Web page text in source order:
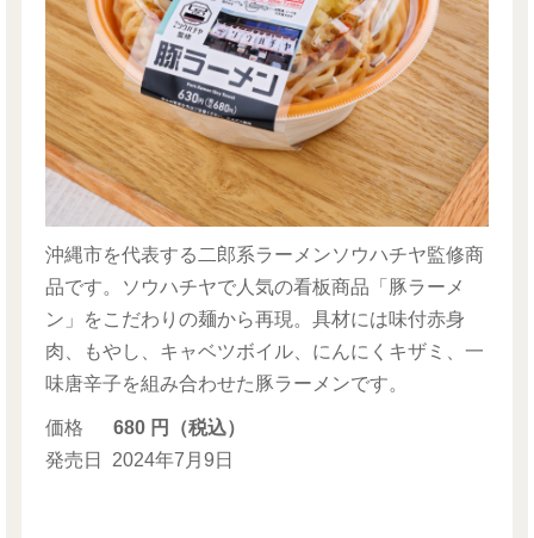
沖縄市を代表する二郎系ラーメンソウハチヤ監修商
品です。ソウハチヤで人気の看板商品「豚ラーメ
ン」をこだわりの麺から再現。具材には味付赤身
肉、もやし、キャベツボイル、にんにくキザミ、一
味唐辛子を組み合わせた豚ラーメンです。
価格
680 円（税込）
発売日
2024年7月9日